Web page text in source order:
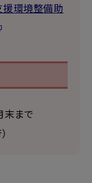
援環境整備助
末まで